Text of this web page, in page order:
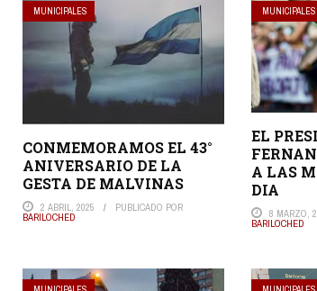
MUNICIPALES
CONMEMORAMOS EL 43°
ANIVERSARIO DE LA
GESTA DE MALVINAS
2 ABRIL, 2025 PUBLICADO POR
BARILOCHED
MUNICIPALES
EL
A LAS
DIA
8 MARZO,
BARILOCHED